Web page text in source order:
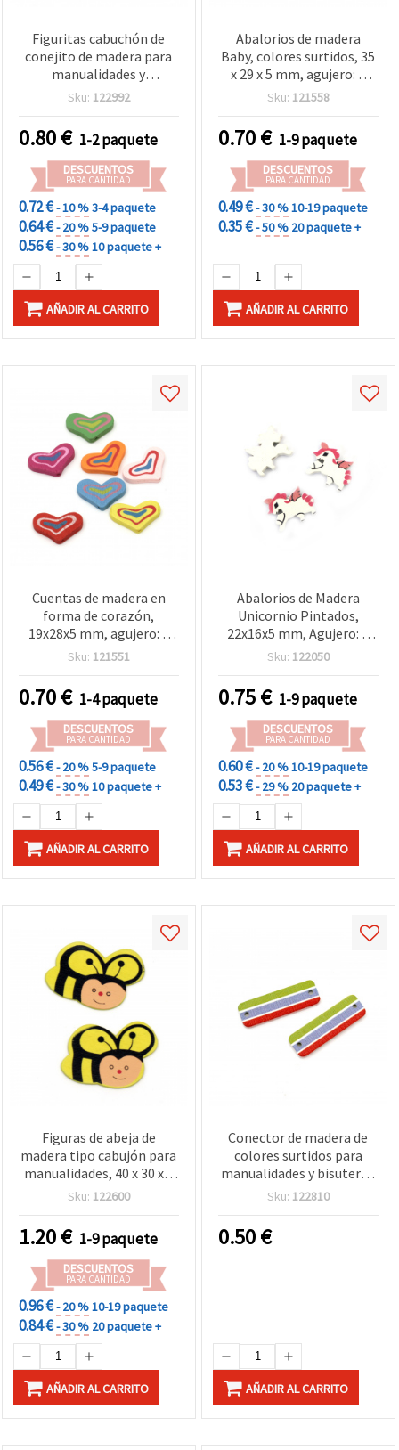
Figuritas cabuchón de
conejito de madera para
manualidades y
decoración, 18x30x2 mm -
Sku: 122992
0.80€ 1-2 paquete
DESCUENTOS
PARA CANTIDAD
0.72 €- 10 %3-4 paquete
0.64 €- 20 %5-9 paquete
0.56 €- 30 %10 paquete +
AÑADIR AL CARRITO
Abalorios de madera
Baby, colores surtidos, 35
x 29 x 5 mm, agujero: 2
mm – pack de 5 uds., ideal
decoraciones infantiles
DIY
Sku: 121558
0.70€ 1-9 paquete
DESCUENTOS
PARA CANTIDAD
0.49 €- 30 %10-19 paquete
0.35 €- 50 % 20 paquete +
AÑADIR AL CARRITO
Cuentas de madera en
forma de corazón,
19x28x5 mm, agujero: 2
mm, colores surtidos para
decoración - 10 piezas
Sku: 121551
0.70€ 1-4 paquete
DESCUENTOS
PARA CANTIDAD
0.56 €- 20 %5-9 paquete
0.49 €- 30 %10 paquete +
AÑADIR AL CARRITO
Abalorios de Madera
Unicornio Pintados,
22x16x5 mm, Agujero: 2
mm, Colores Mixtos - 10
Sku: 122050
0.75€ 1-9 paquete
DESCUENTOS
PARA CANTIDAD
0.60 €- 20 %10-19 paquete
0.53 €- 29 % 20 paquete +
AÑADIR AL CARRITO
Figuras de abeja de
madera tipo cabujón para
manualidades, 40 x 30 x 2
mm - 10 unidades
Sku: 122600
1.20€ 1-9 paquete
DESCUENTOS
PARA CANTIDAD
0.96 €- 20 %10-19 paquete
0.84 €- 30 % 20 paquete +
AÑADIR AL CARRITO
Conector de madera de
colores surtidos para
manualidades y bisutería,
rectángulo 31x10x3 mm,
Sku: 122810
0.50€
AÑADIR AL CARRITO